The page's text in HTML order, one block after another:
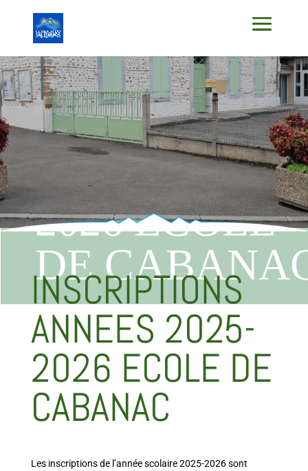
ANNEES
2026 ECOLE
DE
INSCRIPTIONS
ANNEES 2025-
2026 ECOLE DE
CABANAC
Les inscriptions de l’année scolaire 2025-2026 sont